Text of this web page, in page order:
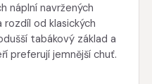
náplní navržených
rozdíl od klasických
tabákový základ a
preferují jemnější chuť.